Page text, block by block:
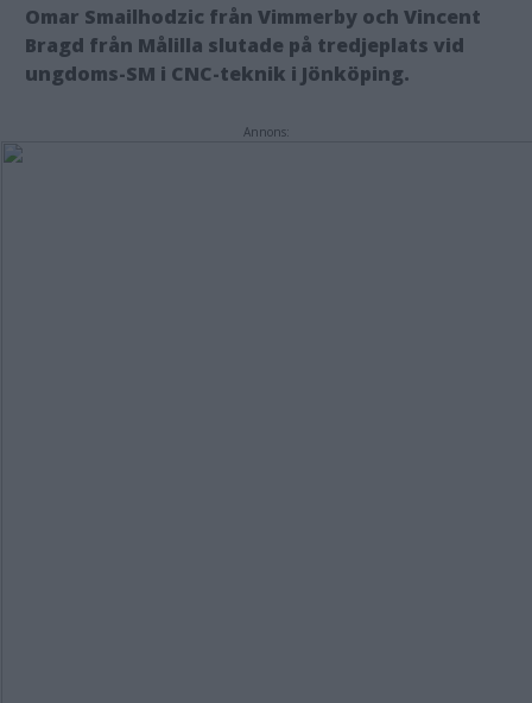
Omar Smailhodzic från Vimmerby och Vincent
Bragd från Målilla slutade på tredjeplats vid
ungdoms-SM i CNC-teknik i Jönköping.
Annons: